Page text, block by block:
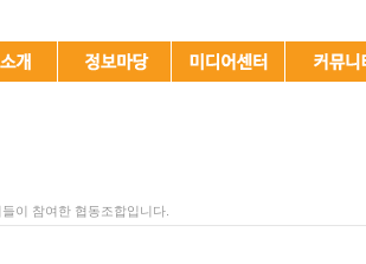
이 참여한 협동조합입니다.